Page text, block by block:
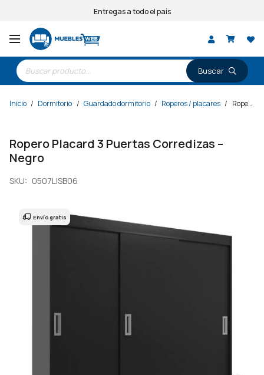
Entregas a todo el país
Búsqueda
de
productos
Inicio / Dormitorio / Guardado dormitorio / Roperos / placares / Ropero Placard 3 Puertas Corredizas – Negro
Ropero Placard 3 Puertas Corredizas –
Negro
SKU: 0507LISB06
Envío gratis